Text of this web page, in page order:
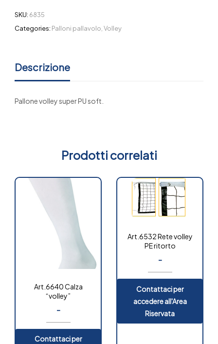
SKU: 6835
Categories: Palloni pallavolo Volley
Descrizione
Pallone volley super PU soft.
Prodotti correlati
Art.6640 Calza
“volley”
-
Contattaci per
Art.6532 Rete volley
PE ritorto
-
Contattaci per
accedere all'Area
Riservata